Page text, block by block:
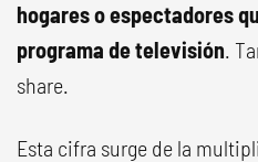
hogares o espectadores
programa de televisión.
share.
Esta cifra surge de la